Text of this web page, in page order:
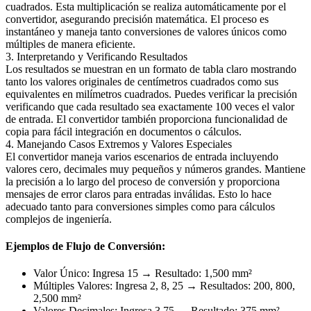
cuadrados. Esta multiplicación se realiza automáticamente por el
convertidor, asegurando precisión matemática. El proceso es
instantáneo y maneja tanto conversiones de valores únicos como
múltiples de manera eficiente.
3. Interpretando y Verificando Resultados
Los resultados se muestran en un formato de tabla claro mostrando
tanto los valores originales de centímetros cuadrados como sus
equivalentes en milímetros cuadrados. Puedes verificar la precisión
verificando que cada resultado sea exactamente 100 veces el valor
de entrada. El convertidor también proporciona funcionalidad de
copia para fácil integración en documentos o cálculos.
4. Manejando Casos Extremos y Valores Especiales
El convertidor maneja varios escenarios de entrada incluyendo
valores cero, decimales muy pequeños y números grandes. Mantiene
la precisión a lo largo del proceso de conversión y proporciona
mensajes de error claros para entradas inválidas. Esto lo hace
adecuado tanto para conversiones simples como para cálculos
complejos de ingeniería.
Ejemplos de Flujo de Conversión:
Valor Único: Ingresa 15 → Resultado: 1,500 mm²
Múltiples Valores: Ingresa 2, 8, 25 → Resultados: 200, 800,
2,500 mm²